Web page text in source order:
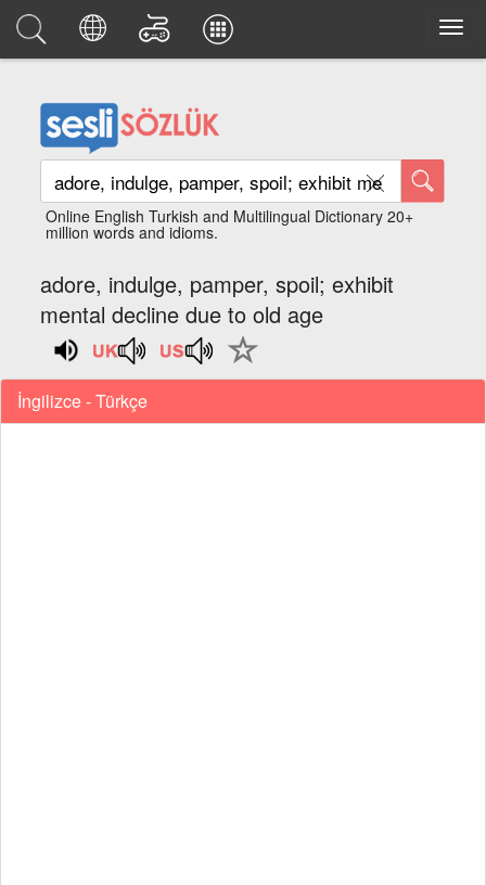
Online English Turkish and Multilingual Dictionary 20+
million words and idioms.
adore, indulge, pamper, spoil; exhibit
mental decline due to old age
İngilizce - Türkçe